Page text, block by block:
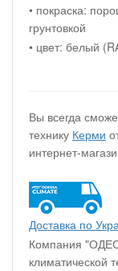
• покраска:
грунтовкой
• цвет: белый
Вы всегда
технику Керми
интернет-
Доставка по
Компания
климатической